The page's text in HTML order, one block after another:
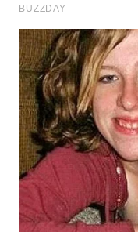
WN
SAMOSIR
WN
PADANG
LAWAS
WN
SUMEDANG
WN